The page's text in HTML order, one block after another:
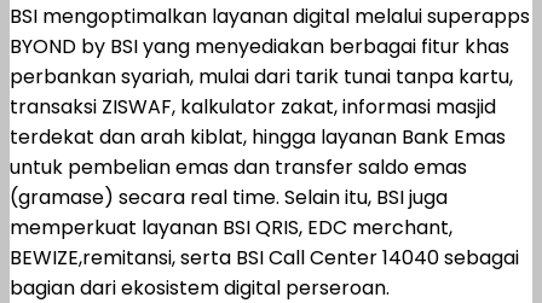
BSI mengoptimalkan layanan digital melalui superapps
BYOND by BSI yang menyediakan berbagai fitur khas
perbankan syariah, mulai dari tarik tunai tanpa kartu,
transaksi ZISWAF, kalkulator zakat, informasi masjid
terdekat dan arah kiblat, hingga layanan Bank Emas
untuk pembelian emas dan transfer saldo emas
(gramase) secara real time. Selain itu, BSI juga
memperkuat layanan BSI QRIS, EDC merchant,
BEWIZE,remitansi, serta BSI Call Center 14040 sebagai
bagian dari ekosistem digital perseroan.